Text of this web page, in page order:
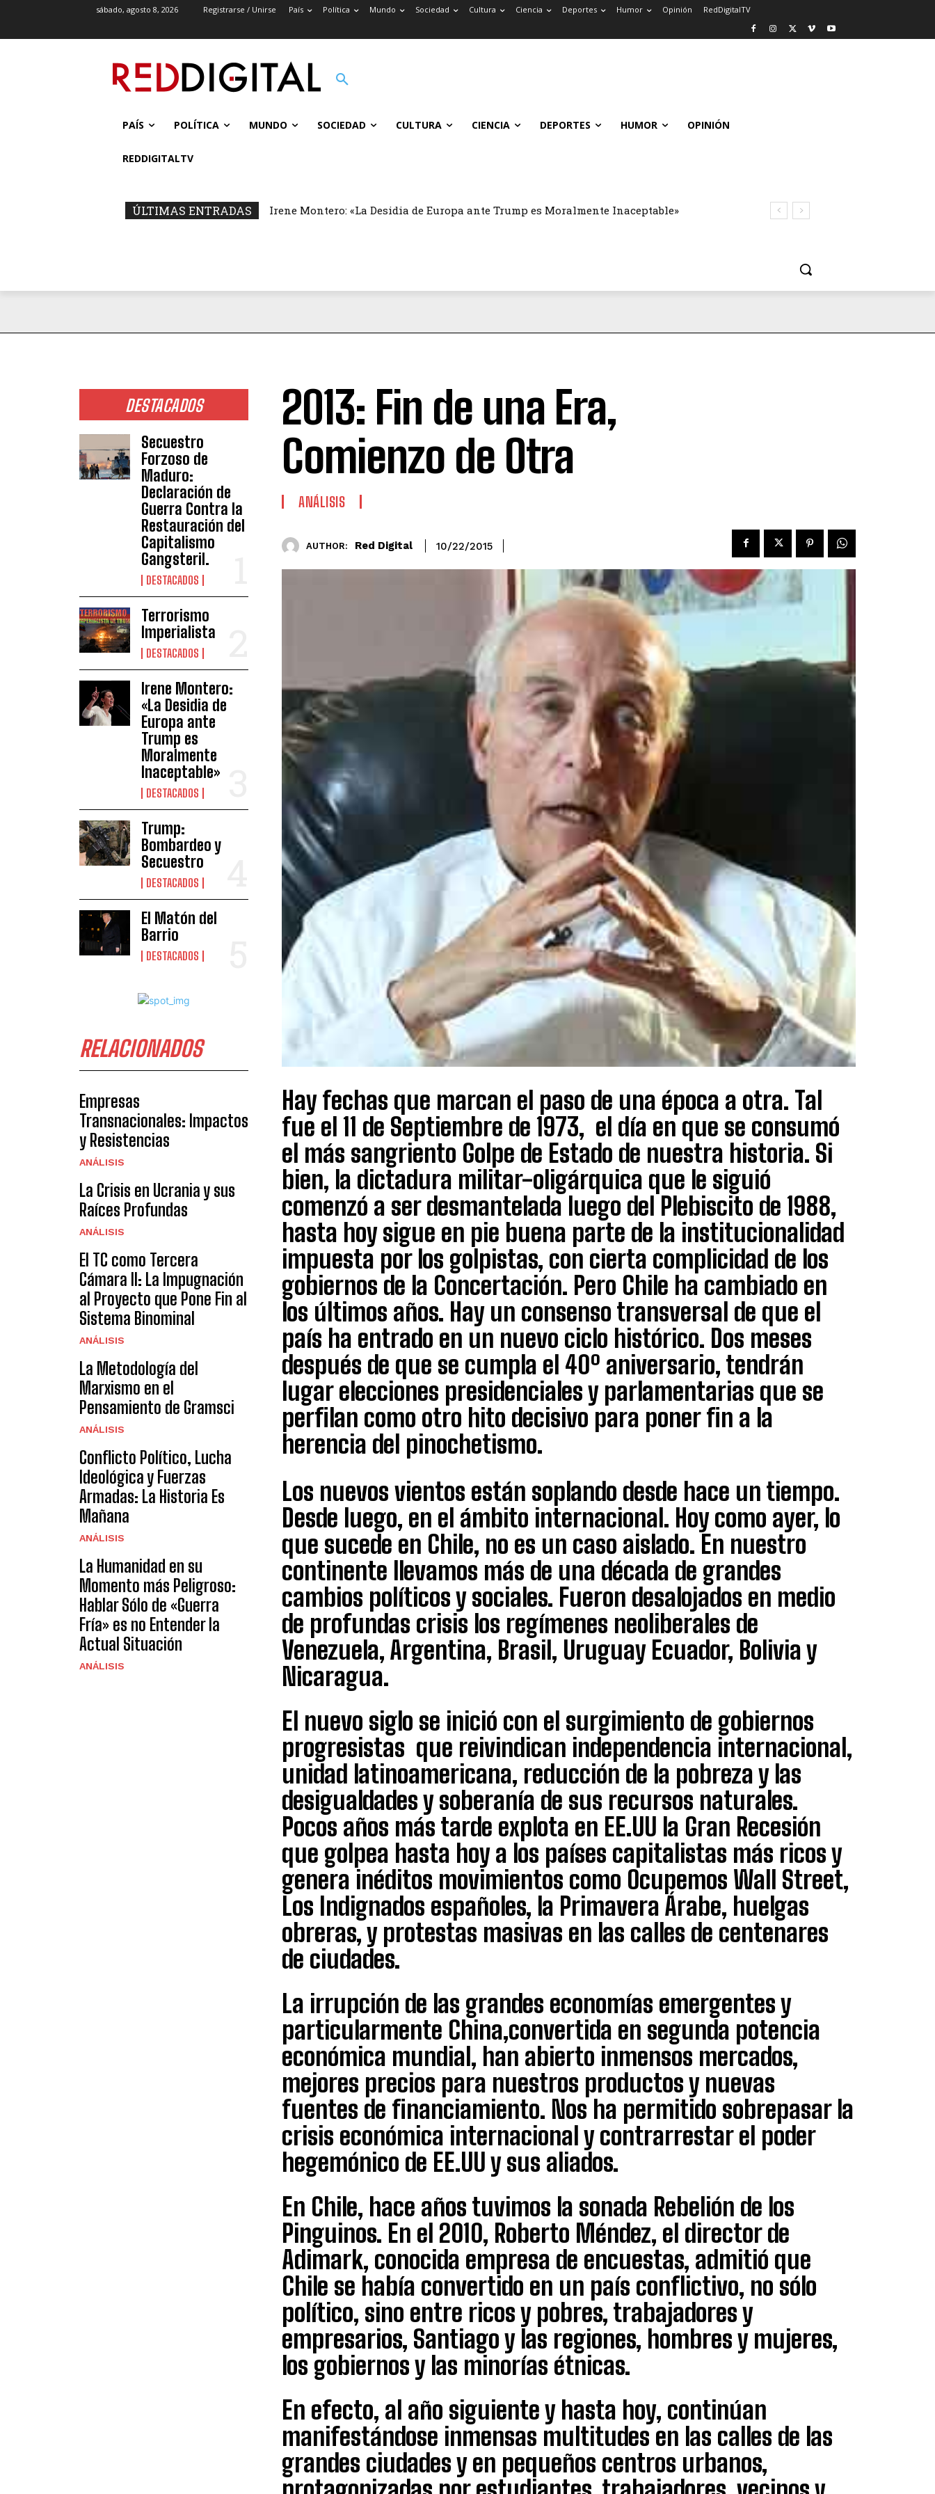
sábado, agosto 8, 2026 Registrarse / Unirse País Política Mundo Sociedad Cultura Ciencia Deportes Humor Opinión RedDigitalTV
PAÍS POLÍTICA MUNDO SOCIEDAD CULTURA CIENCIA DEPORTES HUMOR OPINIÓN
REDDIGITALTV
ÚLTIMAS ENTRADAS Irene Montero: «La Desidia de Europa ante Trump es Moralmente Inaceptable»
DESTACADOS
Secuestro
Forzoso de
Maduro:
Declaración de
Guerra Contra la
Restauración del
Capitalismo
Gangsteril.
DESTACADOS
Terrorismo
Imperialista
DESTACADOS
Irene Montero:
«La Desidia de
Europa ante
Trump es
Moralmente
Inaceptable»
DESTACADOS
Trump:
Bombardeo y
Secuestro
DESTACADOS
El Matón del
Barrio
DESTACADOS
RELACIONADOS
Empresas
Transnacionales: Impactos
y Resistencias
ANÁLISIS
La Crisis en Ucrania y sus
Raíces Profundas
ANÁLISIS
El TC como Tercera
Cámara II: La Impugnación
al Proyecto que Pone Fin al
Sistema Binominal
ANÁLISIS
La Metodología del
Marxismo en el
Pensamiento de Gramsci
ANÁLISIS
Conflicto Político, Lucha
Ideológica y Fuerzas
Armadas: La Historia Es
Mañana
ANÁLISIS
La Humanidad en su
Momento más Peligroso:
Hablar Sólo de «Guerra
Fría» es no Entender la
Actual Situación
ANÁLISIS
2013: Fin de una Era,
Comienzo de Otra
ANÁLISIS
AUTHOR: Red Digital 10/22/2015
Hay fechas que marcan el paso de una época a otra. Tal
fue el 11 de Septiembre de 1973, el día en que se consumó
el más sangriento Golpe de Estado de nuestra historia. Si
bien, la dictadura militar-oligárquica que le siguió
comenzó a ser desmantelada luego del Plebiscito de 1988,
hasta hoy sigue en pie buena parte de la institucionalidad
impuesta por los golpistas, con cierta complicidad de los
gobiernos de la Concertación. Pero Chile ha cambiado en
los últimos años. Hay un consenso transversal de que el
país ha entrado en un nuevo ciclo histórico. Dos meses
después de que se cumpla el 40º aniversario, tendrán
lugar elecciones presidenciales y parlamentarias que se
perfilan como otro hito decisivo para poner fin a la
herencia del pinochetismo.
Los nuevos vientos están soplando desde hace un tiempo.
Desde luego, en el ámbito internacional. Hoy como ayer, lo
que sucede en Chile, no es un caso aislado. En nuestro
continente llevamos más de una década de grandes
cambios políticos y sociales. Fueron desalojados en medio
de profundas crisis los regímenes neoliberales de
Venezuela, Argentina, Brasil, Uruguay Ecuador, Bolivia y
Nicaragua.
El nuevo siglo se inició con el surgimiento de gobiernos
progresistas que reivindican independencia internacional,
unidad latinoamericana, reducción de la pobreza y las
desigualdades y soberanía de sus recursos naturales.
Pocos años más tarde explota en EE.UU la Gran Recesión
que golpea hasta hoy a los países capitalistas más ricos y
genera inéditos movimientos como Ocupemos Wall Street,
Los Indignados españoles, la Primavera Árabe, huelgas
obreras, y protestas masivas en las calles de centenares
de ciudades.
La irrupción de las grandes economías emergentes y
particularmente China,convertida en segunda potencia
económica mundial, han abierto inmensos mercados,
mejores precios para nuestros productos y nuevas
fuentes de financiamiento. Nos ha permitido sobrepasar la
crisis económica internacional y contrarrestar el poder
hegemónico de EE.UU y sus aliados.
En Chile, hace años tuvimos la sonada Rebelión de los
Pinguinos. En el 2010, Roberto Méndez, el director de
Adimark, conocida empresa de encuestas, admitió que
Chile se había convertido en un país conflictivo, no sólo
político, sino entre ricos y pobres, trabajadores y
empresarios, Santiago y las regiones, hombres y mujeres,
los gobiernos y las minorías étnicas.
En efecto, al año siguiente y hasta hoy, continúan
manifestándose inmensas multitudes en las calles de las
grandes ciudades y en pequeños centros urbanos,